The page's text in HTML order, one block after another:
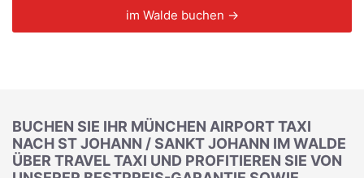
im Walde buchen →
BUCHEN SIE IHR MÜNCHEN AIRPORT TAXI
NACH ST JOHANN / SANKT JOHANN IM WALDE
ÜBER TRAVEL TAXI UND PROFITIEREN SIE VON